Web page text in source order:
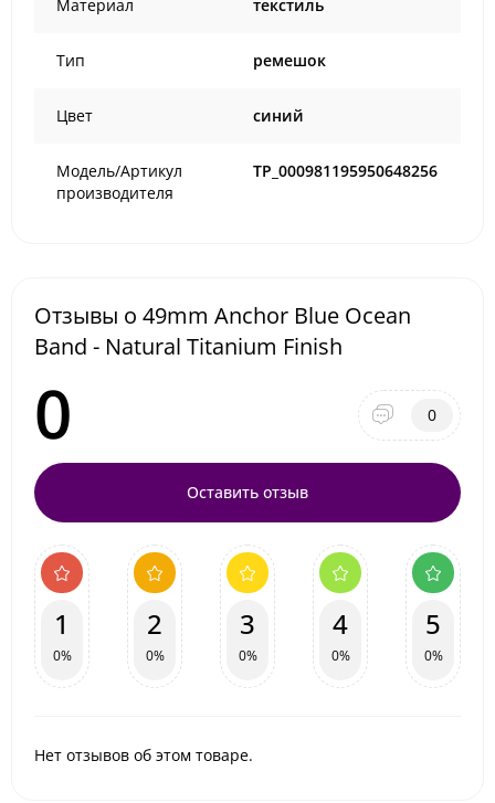
Материал текстиль
Тип ремешок
Цвет синий
Модель/Артикул
производителя
TP_000981195950648256
Отзывы о 49mm Anchor Blue Ocean
Band - Natural Titanium Finish
0 0
Оставить отзыв
1
0%
2
0%
3
0%
4
0%
5
0%
Нет отзывов об этом товаре.